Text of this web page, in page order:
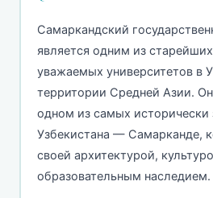
Самаркандский
является одним из
уважаемых университетов в
территории Средней Азии.
одном из самых
Узбекистана — Самарканде,
своей архитектурой,
образовательным наследием.